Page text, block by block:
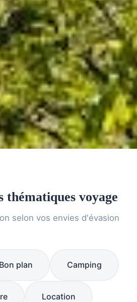
thématiques voyage
selon vos envies d'évasion
Bon plan Camping
Location